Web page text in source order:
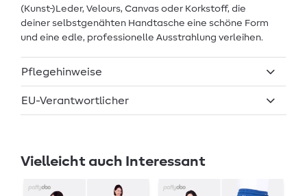
(Kunst-)Leder, Velours, Canvas oder Korkstoff, die
deiner selbstgenähten Handtasche eine schöne Form
und eine edle, professionelle Ausstrahlung verleihen.
Pflegehinweise
EU-Verantwortlicher
Vielleicht auch Interessant